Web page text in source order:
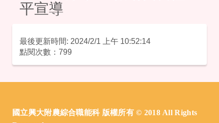
平宣導
國立興大附農綜合職能科-性平教育專區-職場實習
最後更新時間: 2024/2/1 上午 10:52:14
點閱次數：799
國立興大附農綜合職能科 版權所有 © 2018 All Rights